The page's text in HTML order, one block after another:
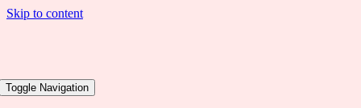
Skip to content
Toggle Navigation